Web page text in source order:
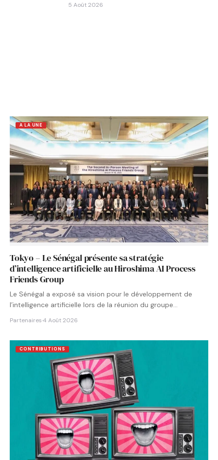
5 Août 2026
A LA UNE
Tokyo – Le Sénégal présente sa stratégie
d’intelligence artificielle au Hiroshima AI Process
Friends Group
Le Sénégal a exposé sa vision pour le développement de
l’intelligence artificielle lors de la réunion du groupe…
Partenaires·4 Août 2026
CONTRIBUTIONS